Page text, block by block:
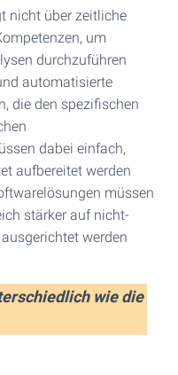
nicht über zeitliche
um
durchzuführen
automatisierte
die den spezifischen
dabei einfach,
aufbereitet werden
müssen
stärker auf nicht-
werden
wie die